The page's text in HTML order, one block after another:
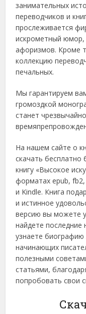
занимательных
переводчиков и
прослеживается
искрометный
афоризмов. Кроме
коллекцию
печальных.
Мы гарантируем
громоздкой
станет
На нашем сайте о
скачать бесплатно
книгу «Высокое
форматах epub,
и Kindle. Книга
и истинное
версию вы можете
найдете последние
узнаете
начинающих
полезными
статьями,
попробовать свои